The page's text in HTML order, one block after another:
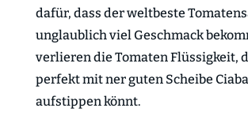
dafür, dass der weltbeste
unglaublich viel Geschmack
verlieren die Tomaten Flüssigkeit,
perfekt mit ner guten Scheibe
aufstippen könnt.